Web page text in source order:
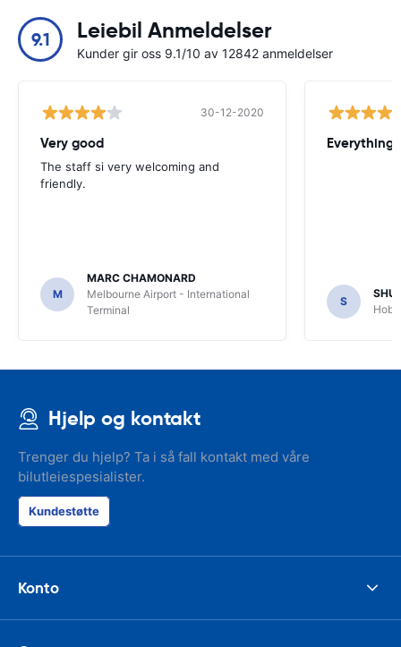
9.1 Leiebil Anmeldelser
Kunder gir oss 9.1/10 av 12842 anmeldelser
30-12-2020
Very good
The staff si very welcoming and
friendly.
M
MARC CHAMONARD
Melbourne Airport - International
Terminal
Everything
S
Hjelp og kontakt
Trenger du hjelp? Ta i så fall kontakt med våre
bilutleiespesialister.
Kundestøtte
Konto